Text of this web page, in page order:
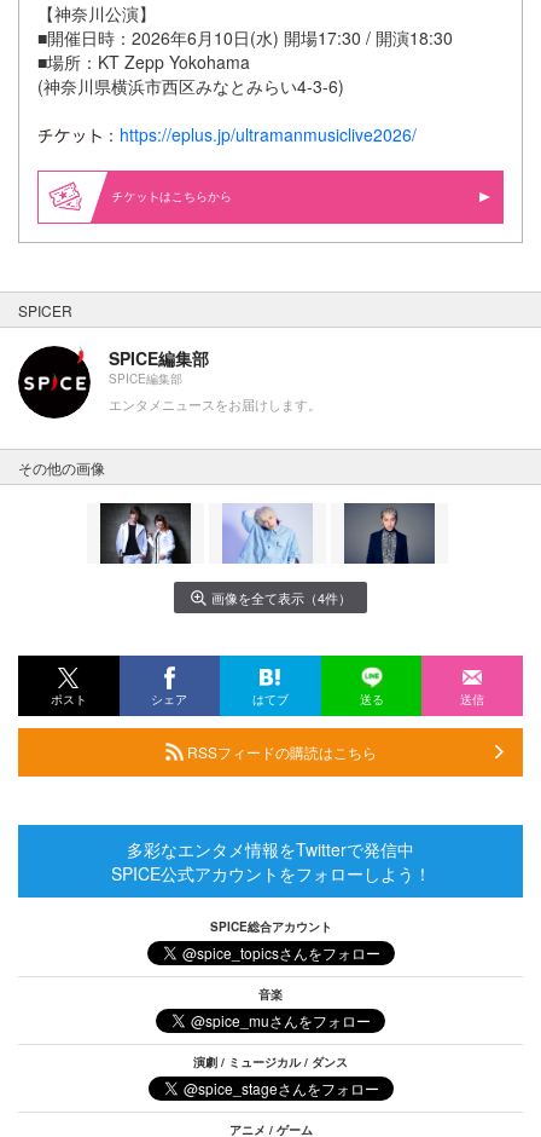
【神奈川公演】
■開催日時：2026年6月10日(水) 開場17:30 / 開演18:30
■場所：KT Zepp Yokohama
(神奈川県横浜市西区みなとみらい4-3-6)
： https://eplus.jp/ultramanmusiclive2026/
はこちらから
SPICER
SPICE編集部
SPICE編集部
エンタメニュースをお届けします。
その他の画像
画像を全て表示（4件）
ポスト シェア はてブ 送る 送信
RSSフィードの購読はこちら
多彩なエンタメ情報をTwitterで発信中
SPICE公式アカウントをフォローしよう！
SPICE総合アカウント
音楽
演劇 / ミュージカル / ダンス
アニメ / ゲーム